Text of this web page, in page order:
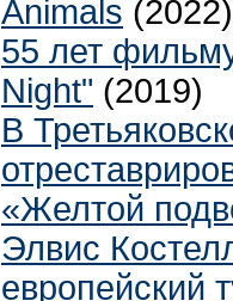
Animals (2022)
55 лет
Night" (2019)
В
«Желтой
Элвис
европейский